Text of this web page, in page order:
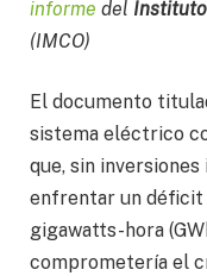
informe del
(IMCO)
El documento
sistema eléctrico
que, sin
enfrentar un déficit
gigawatts-hora
comprometería el